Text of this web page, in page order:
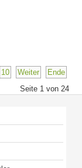
10 Weiter
Ende
Seite 1 von 24